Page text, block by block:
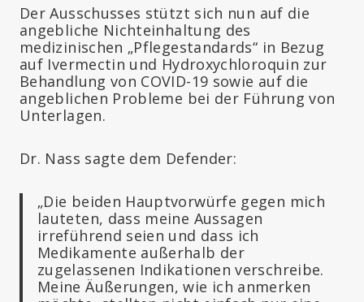
Der Ausschusses stützt sich nun auf die
angebliche Nichteinhaltung des
medizinischen „Pflegestandards“ in Bezug
auf Ivermectin und Hydroxychloroquin zur
Behandlung von COVID-19 sowie auf die
angeblichen Probleme bei der Führung von
Unterlagen.
Dr. Nass sagte dem Defender:
„Die beiden Hauptvorwürfe gegen mich
lauteten, dass meine Aussagen
irreführend seien und dass ich
Medikamente außerhalb der
zugelassenen Indikationen verschreibe.
Meine Äußerungen, wie ich anmerken